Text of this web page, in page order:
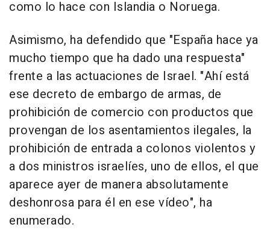
como lo hace con Islandia o Noruega.
Asimismo, ha defendido que "España hace ya
mucho tiempo que ha dado una respuesta"
frente a las actuaciones de Israel. "Ahí está
ese decreto de embargo de armas, de
prohibición de comercio con productos que
provengan de los asentamientos ilegales, la
prohibición de entrada a colonos violentos y
a dos ministros israelíes, uno de ellos, el que
aparece ayer de manera absolutamente
deshonrosa para él en ese vídeo", ha
enumerado.